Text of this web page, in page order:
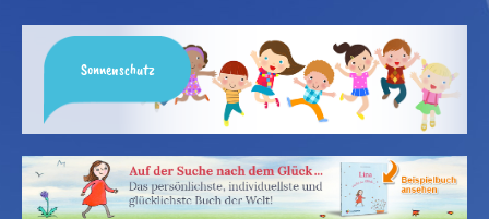
Sonnenschutz